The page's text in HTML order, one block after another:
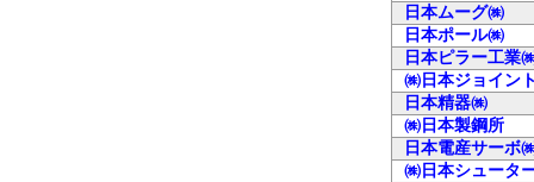
日本ムーグ㈱
日本ポール㈱
日本ピラー工業
㈱日本ジョイン
日本精器㈱
㈱日本製鋼所
日本電産サーボ
㈱日本シュータ